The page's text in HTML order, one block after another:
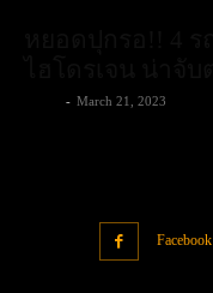
- March 21, 2023
Facebook